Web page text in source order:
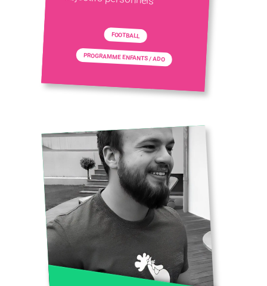
FOOTBALL
PROGRAMME ENFANTS / ADO